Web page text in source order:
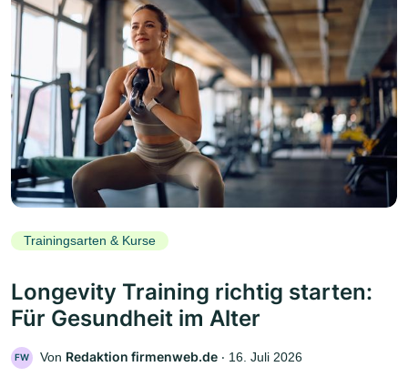
Trainingsarten & Kurse
Longevity Training richtig starten:
Für Gesundheit im Alter
FW Von Redaktion firmenweb.de ‧ 16. Juli 2026